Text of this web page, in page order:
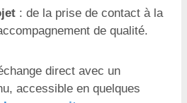
: de la prise de contact à la
de qualité.
direct avec un
accessible en quelques